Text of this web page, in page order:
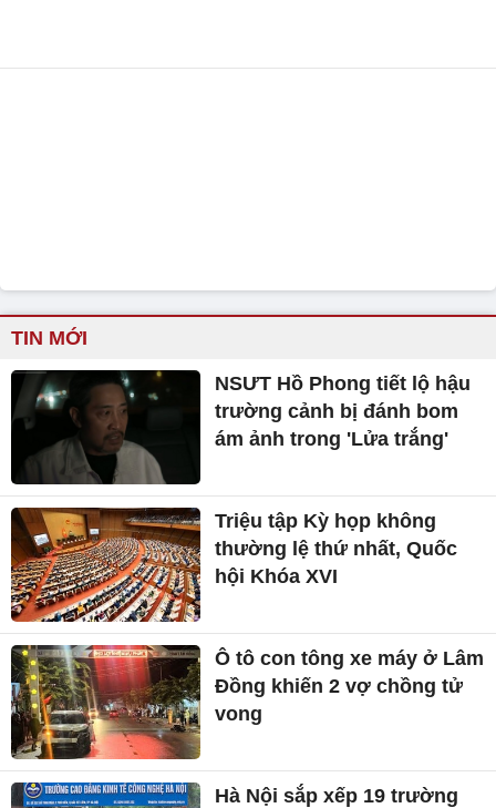
TIN MỚI
NSƯT Hồ Phong tiết lộ hậu
trường cảnh bị đánh bom
ám ảnh trong 'Lửa trắng'
Triệu tập Kỳ họp không
thường lệ thứ nhất, Quốc
hội Khóa XVI
Ô tô con tông xe máy ở Lâm
Đồng khiến 2 vợ chồng tử
vong
Hà Nội sắp xếp 19 trường